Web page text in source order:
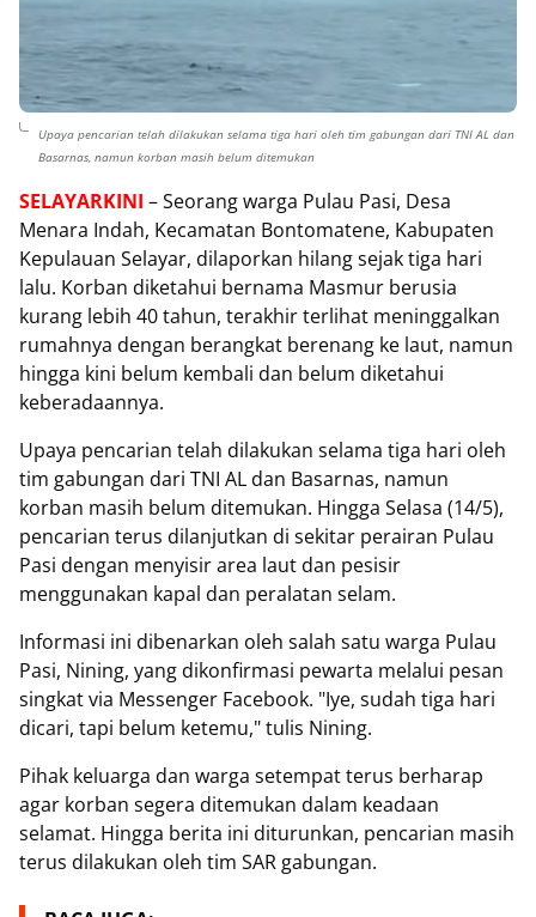
Upaya pencarian telah dilakukan selama tiga hari oleh tim gabungan dari TNI AL dan
Basarnas, namun korban masih belum ditemukan
SELAYARKINI – Seorang warga Pulau Pasi, Desa
Menara Indah, Kecamatan Bontomatene, Kabupaten
Kepulauan Selayar, dilaporkan hilang sejak tiga hari
lalu. Korban diketahui bernama Masmur berusia
kurang lebih 40 tahun, terakhir terlihat meninggalkan
rumahnya dengan berangkat berenang ke laut, namun
hingga kini belum kembali dan belum diketahui
keberadaannya.
Upaya pencarian telah dilakukan selama tiga hari oleh
tim gabungan dari TNI AL dan Basarnas, namun
korban masih belum ditemukan. Hingga Selasa (14/5),
pencarian terus dilanjutkan di sekitar perairan Pulau
Pasi dengan menyisir area laut dan pesisir
menggunakan kapal dan peralatan selam.
Informasi ini dibenarkan oleh salah satu warga Pulau
Pasi, Nining, yang dikonfirmasi pewarta melalui pesan
singkat via Messenger Facebook. "Iye, sudah tiga hari
dicari, tapi belum ketemu," tulis Nining.
Pihak keluarga dan warga setempat terus berharap
agar korban segera ditemukan dalam keadaan
selamat. Hingga berita ini diturunkan, pencarian masih
terus dilakukan oleh tim SAR gabungan.